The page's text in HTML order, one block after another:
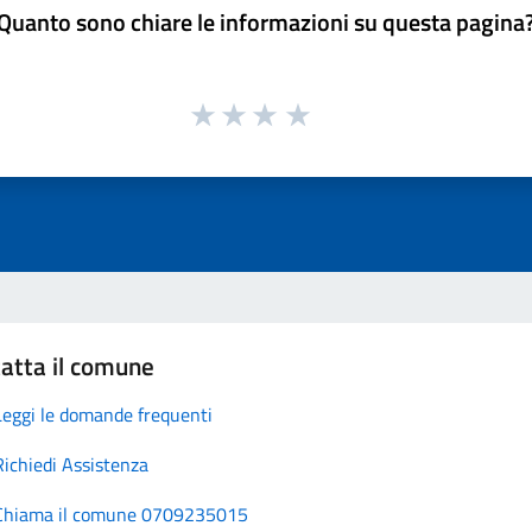
sono chiare le informazioni su questa
il comune
le domande frequenti
Assistenza
il comune 0709235015